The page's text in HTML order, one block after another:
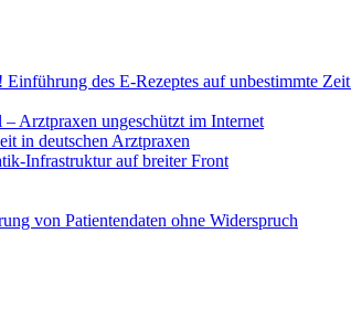
des E-Rezeptes auf unbestimmte
Arztpraxen ungeschützt im Internet
in deutschen Arztpraxen
Infrastruktur auf breiter Front
von Patientendaten ohne Widerspruch